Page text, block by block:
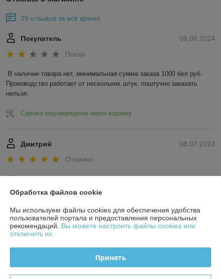
28 отзывов за всё время
08.08.2024
Покупатель
Плохо
В наличии товара нет, минимальная сумма заказа 1000 бел руб.
Производство работает от нескольких штук, поштучно заказать
нельзя.
Сделка подтверждена через корзину
08.07.2024
Дмитрий
Отлично
О нас
Обработка файлов cookie
Мы используем файлы cookies для обеспечения удобства
пользователей портала и предоставления персональных
рекомендаций. Вы можете настроить файлы cookies или
отключить их.
Принять